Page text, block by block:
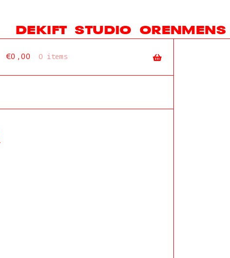
€0,00 0 items
DEKIFT STUDIO ORENMENS